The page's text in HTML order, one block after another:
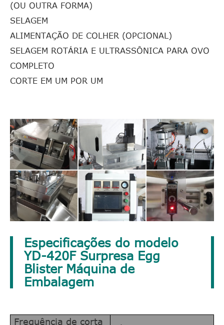
(OU OUTRA FORMA)
SELAGEM
ALIMENTAÇÃO DE COLHER (OPCIONAL)
SELAGEM ROTÁRIA E ULTRASSÔNICA PARA OVO
COMPLETO
CORTE EM UM POR UM
Especificações do modelo
YD-420F Surpresa Egg
Blister Máquina de
Embalagem
Frequência de corta